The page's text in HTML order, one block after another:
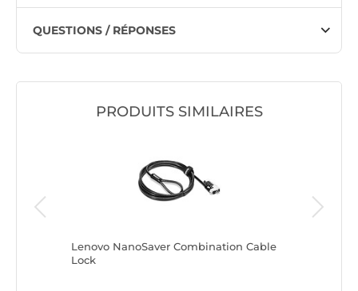
QUESTIONS / RÉPONSES
PRODUITS SIMILAIRES
Lenovo NanoSaver Combination Cable
Lock